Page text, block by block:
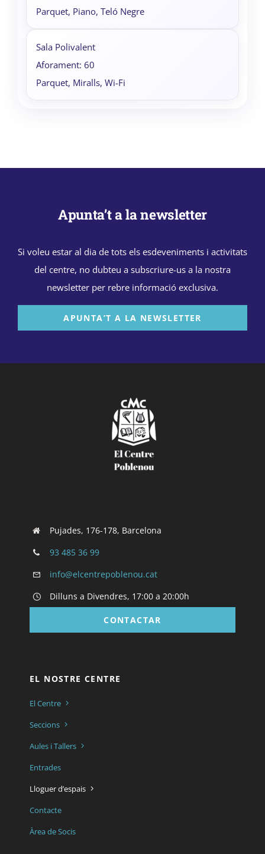
Parquet, Piano, Teló Negre
Sala Polivalent
Aforament: 60
Parquet, Miralls, Wi-Fi
Apunta’t a la newsletter
Si voleu estar al dia de tots els esdeveniments i activitats
del centre, no dubteu a subscriure-us a la nostra
newsletter per rebre informació exclusiva.
APUNTA’T A LA NEWSLETTER
Pujades, 176-178, Barcelona
93 485 36 99
info@elcentrepoblenou.cat
Dilluns a Divendres, 17:00 a 20:00h
CONTACTAR
EL NOSTRE CENTRE
El Centre
Seccions
Aules i Tallers
Entrades
Lloguer d’espais
Contacte
Àrea de Socis